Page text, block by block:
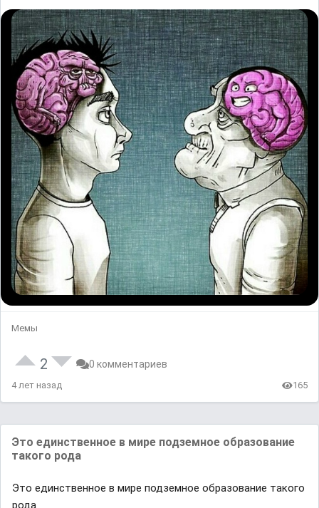
Мемы
2 0 комментариев
4 лет назад 165
Это единственное в мире подземное образование
такого рода
Это единственное в мире подземное образование такого
рода